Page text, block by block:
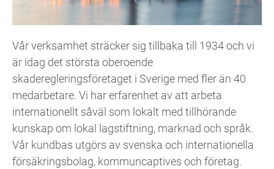
Vår verksamhet sträcker sig tillbaka till 1934 och vi
är idag det största oberoende
skaderegleringsföretaget i Sverige med fler än 40
medarbetare. Vi har erfarenhet av att arbeta
internationellt såväl som lokalt med tillhörande
kunskap om lokal lagstiftning, marknad och språk.
Vår kundbas utgörs av svenska och internationella
försäkringsbolag, kommuncaptives och företag.